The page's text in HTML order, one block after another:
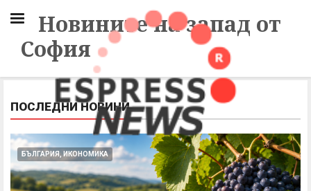
Новините на запад от
София
ПОСЛЕДНИ НОВИНИ
БЪЛГАРИЯ, ИКОНОМИКА